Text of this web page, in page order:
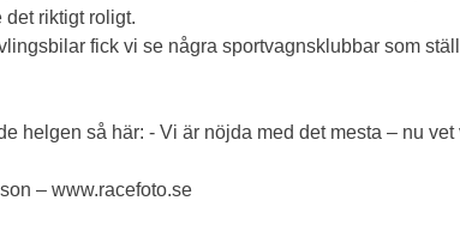
det riktigt roligt.
fick vi se några sportvagnsklubbar som
helgen så här: - Vi är nöjda med det mesta – nu
– www.racefoto.se